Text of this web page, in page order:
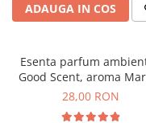
ADAUGA IN COS
Esenta parfum
Good Scent, aroma
Breeze, 20 g
28,00 RON